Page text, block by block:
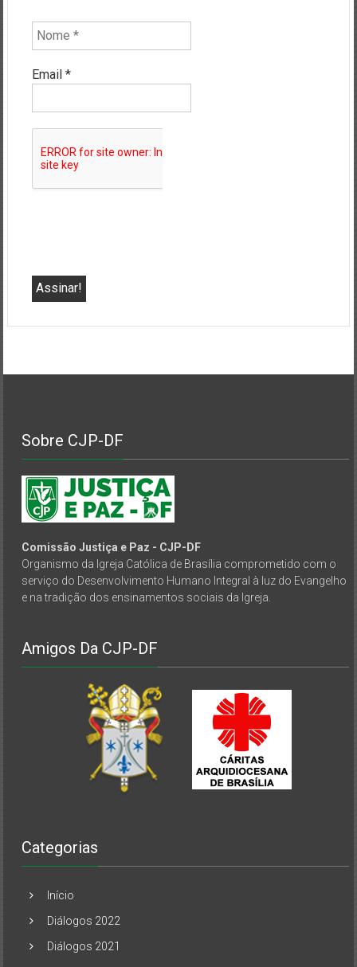
Email *
Sobre CJP-DF
Comissão Justiça e Paz - CJP-DF
Organismo da Igreja Católica de Brasília comprometido com o
serviço do Desenvolvimento Humano Integral à luz do Evangelho
e na tradição dos ensinamentos sociais da Igreja.
Amigos Da CJP-DF
Categorias
Início
Diálogos 2022
Diálogos 2021